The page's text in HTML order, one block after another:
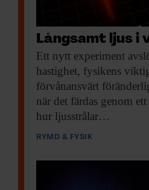
Långsamt ljus i
Ett nytt experiment
hastighet, fysikens
förvånansvärt
när det färdas genom
hur ljusstrålar…
RYMD & FYSIK